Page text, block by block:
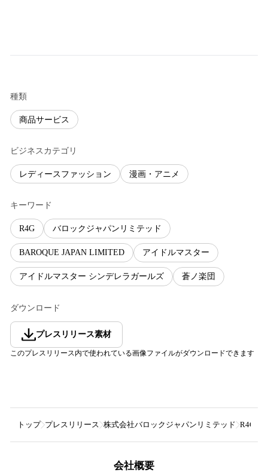
種類
商品サービス
ビジネスカテゴリ
レディースファッション 漫画・アニメ
キーワード
R4G バロックジャパンリミテッド
BAROQUE JAPAN LIMITED アイドルマスター
アイドルマスター シンデレラガールズ 蒼ノ楽団
ダウンロード
プレスリリース素材
このプレスリリース内で使われている画像ファイルがダウンロードできます
トップ プレスリリース 株式会社バロックジャパンリミテッド R4G(
会社概要